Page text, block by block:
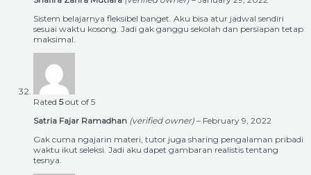
Sistem belajarnya fleksibel banget. Aku bisa atur jadwal sendiri
sesuai waktu kosong. Jadi gak ganggu sekolah dan persiapan tetap
maksimal.
Rated 5out of 5
Satria Fajar Ramadhan (verified owner) – February 9, 2022
Gak cuma ngajarin materi, tutor juga sharing pengalaman pribadi
waktu ikut seleksi. Jadi aku dapet gambaran realistis tentang
tesnya.